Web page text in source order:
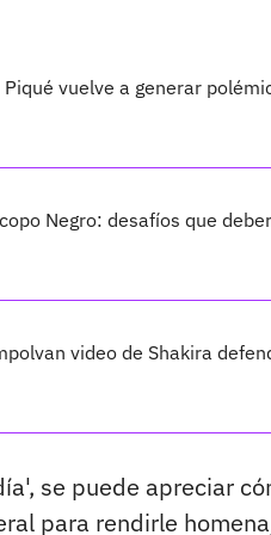
Piqué vuelve a generar
Negro: desafíos que
video de Shakira
se puede apreciar
para rendirle